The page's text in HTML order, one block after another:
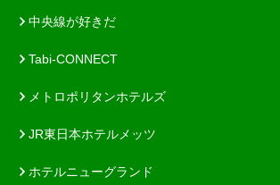
中央線が好きだ
Tabi-CONNECT
メトロポリタンホテルズ
JR東日本ホテルメッツ
ホテルニューグランド